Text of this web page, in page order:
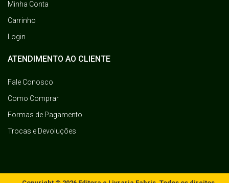
Minha Conta
Carrinho
Login
ATENDIMENTO AO CLIENTE
Fale Conosco
Como Comprar
Formas de Pagamento
Trocas e Devoluções